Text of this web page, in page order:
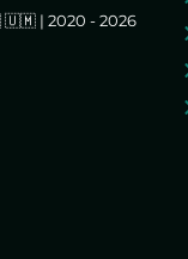
| 2020 - 2026